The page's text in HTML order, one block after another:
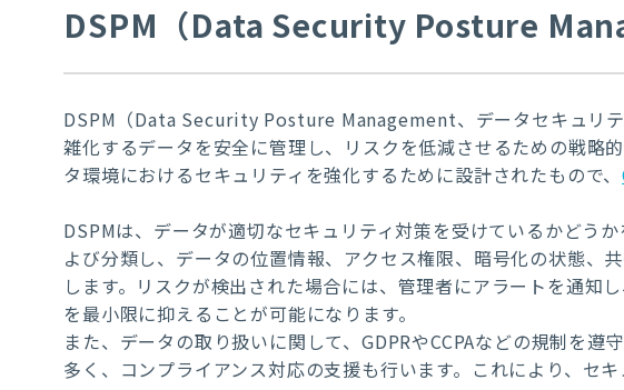
DSPM（Data Security Posture
DSPM（Data Security Posture Management、データセキュリ
雑化するデータを安全に管理し、リスクを低減させるための戦略
タ環境におけるセキュリティを強化するために設計されたもので、
DSPMは、 データが適切なセキュリティ対策を受けているかどう
よび分類し、データの位置情報、アクセス権限、暗号化の状態、
します。 リスクが検出された場合には、管理者にアラートを通知
を最小限に抑えることが可能になります。
また、データの取り扱いに関して、GDPRやCCPAなどの規制を
多く、コンプライアンス対応の支援も行います。これにより、セ